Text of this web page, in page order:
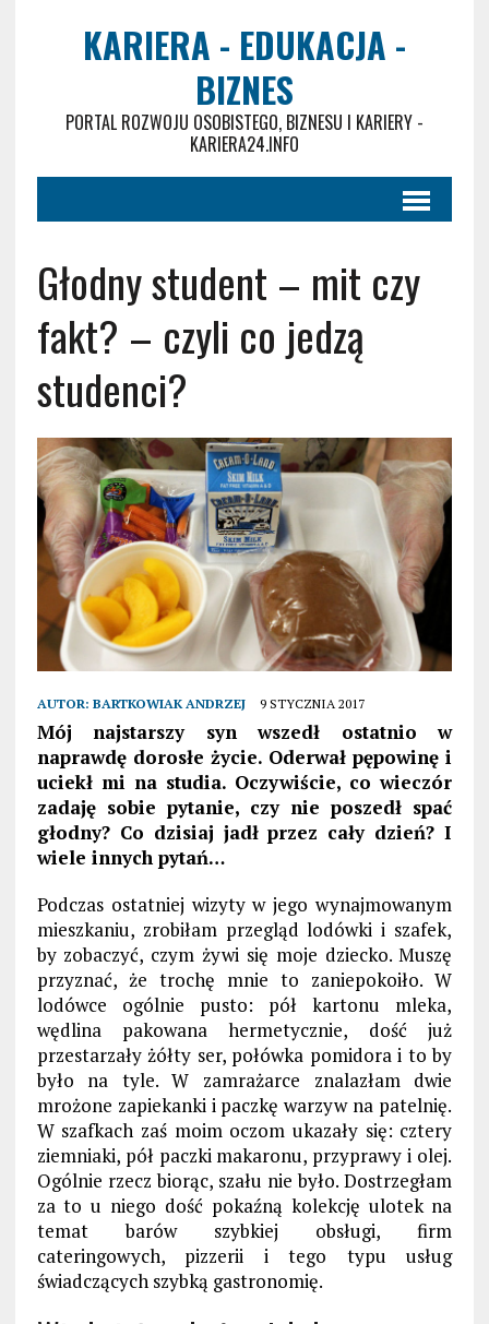
KARIERA - EDUKACJA -
BIZNES
PORTAL ROZWOJU OSOBISTEGO, BIZNESU I KARIERY -
KARIERA24.INFO
Głodny student – mit czy
fakt? – czyli co jedzą
studenci?
AUTOR: BARTKOWIAK ANDRZEJ 9 STYCZNIA 2017
Mój najstarszy syn wszedł ostatnio w
naprawdę dorosłe życie. Oderwał pępowinę i
uciekł mi na studia. Oczywiście, co wieczór
zadaję sobie pytanie, czy nie poszedł spać
głodny? Co dzisiaj jadł przez cały dzień? I
wiele innych pytań…
Podczas ostatniej wizyty w jego wynajmowanym
mieszkaniu, zrobiłam przegląd lodówki i szafek,
by zobaczyć, czym żywi się moje dziecko. Muszę
przyznać, że trochę mnie to zaniepokoiło. W
lodówce ogólnie pusto: pół kartonu mleka,
wędlina pakowana hermetycznie, dość już
przestarzały żółty ser, połówka pomidora i to by
było na tyle. W zamrażarce znalazłam dwie
mrożone zapiekanki i paczkę warzyw na patelnię.
W szafkach zaś moim oczom ukazały się: cztery
ziemniaki, pół paczki makaronu, przyprawy i olej.
Ogólnie rzecz biorąc, szału nie było. Dostrzegłam
za to u niego dość pokaźną kolekcję ulotek na
temat barów szybkiej obsługi, firm
cateringowych, pizzerii i tego typu usług
świadczących szybką gastronomię.